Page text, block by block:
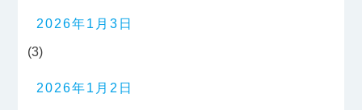
2026年1月3日
(3)
2026年1月2日